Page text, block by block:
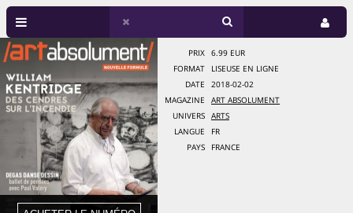
PRIX
6.99 EUR
FORMAT
LISEUSE EN LIGNE
DATE
2018-02-02
MAGAZINE
ART ABSOLUMENT
UNIVERS
ARTS
LANGUE
FR
PAYS
FRANCE